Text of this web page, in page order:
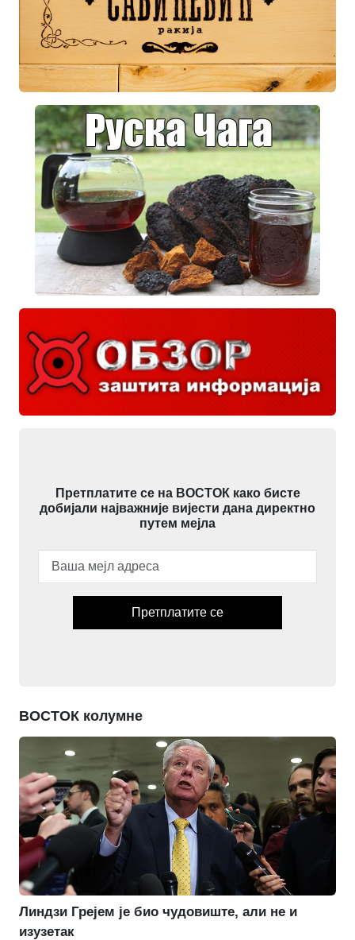
Претплатите се на ВОСТОК како бисте
добијали најважније вијести дана директно
путем мејла
Претплатите се
ВОСТОК колумне
Линдзи Грејем је био чудовиште, али не и
изузетак